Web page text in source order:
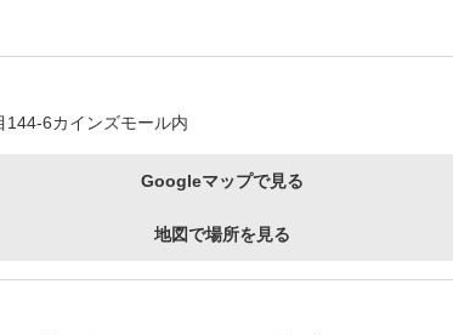
144-6カインズモール内
Googleマップで見る
地図で場所を見る